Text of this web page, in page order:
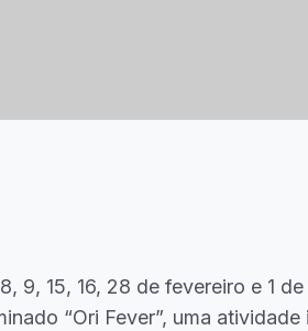
9, 15, 16, 28 de fevereiro e 1
“Ori Fever”, uma atividade